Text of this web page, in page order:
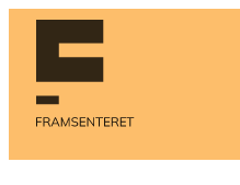
Hopp
innhold